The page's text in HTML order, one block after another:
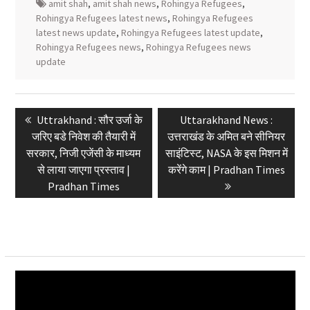
amit shah, amit shah news, Rohingya Refugees,
Rohingya Refugees latest news, Rohingya Refugees
latest news update, Rohingya Refugees latest update,
Rohingya Refugees news, Rohingya Refugees news
update
navigation
Previous
post:
Uttrakhand : सौर उर्जा के
जरिए बडे निवेश की तैयारी में
सरकार, निजी एजेंसी के माध्यम
से लाया जाएगा प्रस्ताव |
Pradhan Times
Next
post:
Uttarakhand News :
उत्तराखंड के अमित बने सीनियर
साइंटिस्ट, NASA के इस मिशन में
करेंगे काम | Pradhan Times